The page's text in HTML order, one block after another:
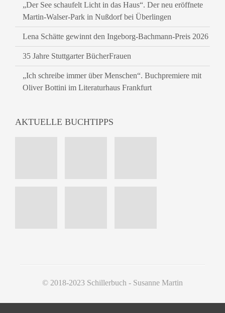
„Der See schaufelt Licht in das Haus“. Der neu eröffnete
Martin-Walser-Park in Nußdorf bei Überlingen
Lena Schätte gewinnt den Ingeborg-Bachmann-Preis 2026
35 Jahre Stuttgarter BücherFrauen
„Ich schreibe immer über Menschen“. Buchpremiere mit
Oliver Bottini im Literaturhaus Frankfurt
AKTUELLE BUCHTIPPS
© 2018-2023 Schillerbuch - Susanne Martin